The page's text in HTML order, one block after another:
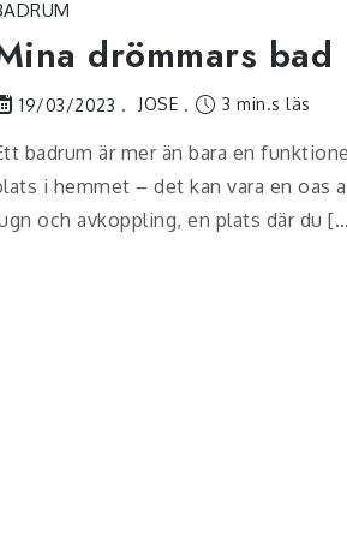
drömmars bad
19/03/2023 JOSE 3 min.s läs
badrum är mer än bara en
i hemmet – det kan vara en oas
och avkoppling, en plats där du